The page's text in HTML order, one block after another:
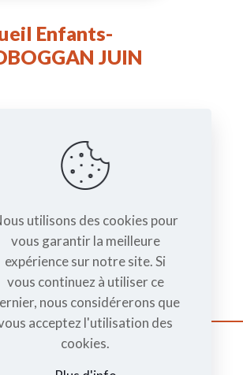
Enfants-
JUIN
Parents TOBOGGAN
naissance à 6 ans ->
à la MJC CENTRE
utilisons des cookies pour
vous garantir la meilleure
expérience sur notre site. Si
vous continuez à utiliser ce
nous considérerons que
acceptez l'utilisation des
cookies.